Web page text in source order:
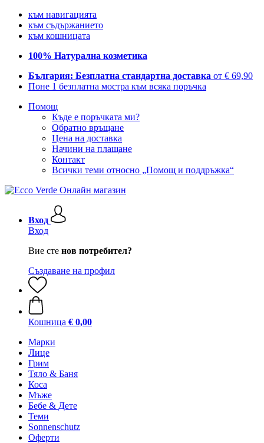
към навигацията
към съдържанието
към кошницата
100% Натурална козметика
България: Безплатна стандартна доставка от € 69,90
Поне 1 безплатна мостра към всяка поръчка
Помощ
Къде е поръчката ми?
Обратно връщане
Цена на доставка
Начини на плащане
Контакт
Всички теми относно „Помощ и поддръжка“
Вход
Вход
Вие сте нов потребител?
Създаване на профил
Кошница € 0,00
Марки
Лице
Грим
Тяло & Баня
Коса
Мъже
Бебе & Дете
Теми
Sonnenschutz
Оферти